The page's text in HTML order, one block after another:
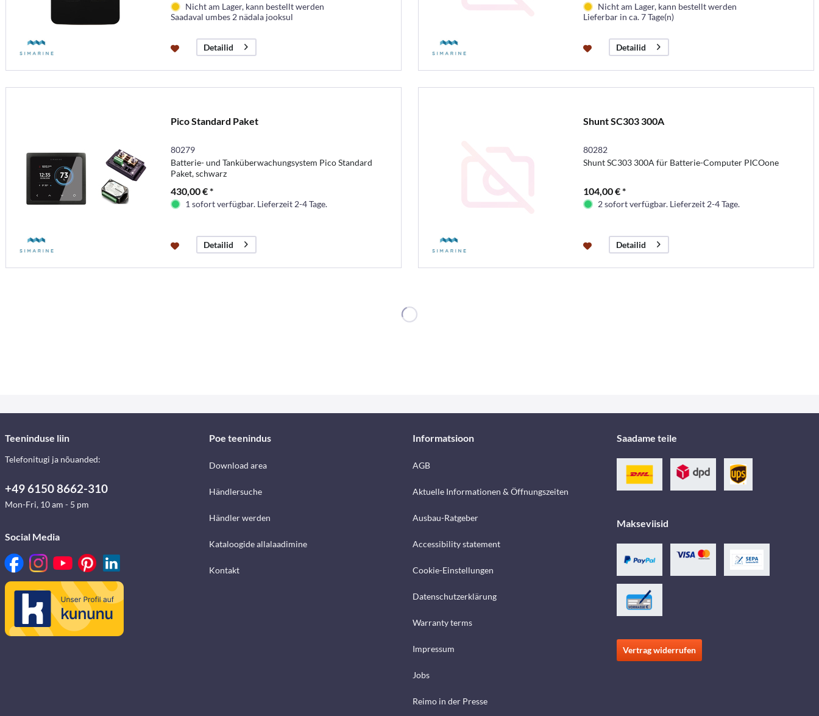
Nicht am Lager, kann bestellt werden
Saadaval umbes 2 nädala jooksul
Detailid
Nicht am Lager, kann bestellt werden
Lieferbar in ca. 7 Tage(n)
Detailid
Pico Standard Paket
80279
Batterie- und Tanküberwachungsystem Pico Standard
Paket, schwarz
430,00 € *
1 sofort verfügbar. Lieferzeit 2-4 Tage.
Detailid
Shunt SC303 300A
80282
Shunt SC303 300A für Batterie-Computer PICOone
104,00 € *
2 sofort verfügbar. Lieferzeit 2-4 Tage.
Detailid
Teeninduse liin
Telefonitugi ja nõuanded:
+49 6150 8662-310
Mon-Fri, 10 am - 5 pm
Social Media
Poe teenindus
Download area
Händlersuche
Händler werden
Kataloogide allalaadimine
Kontakt
Informatsioon
AGB
Aktuelle Informationen & Öffnungszeiten
Ausbau-Ratgeber
Accessibility statement
Cookie-Einstellungen
Datenschutzerklärung
Warranty terms
Impressum
Jobs
Reimo in der Presse
Saadame teile
Makseviisid
Vertrag widerrufen